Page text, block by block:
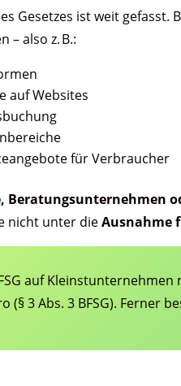
Gesetzes ist weit
– also z. B.:
auf Websites
für Verbraucher
Beratungsunternehmen
nicht unter dieAusnahme
auf
(§ 3 Abs. 3 BFSG).